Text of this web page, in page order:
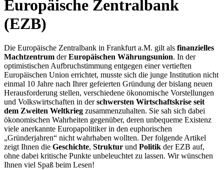
Europäische Zentralbank
(EZB)
Die Europäische Zentralbank in Frankfurt a.M. gilt als finanzielles
Machtzentrum derEuropäischen Währungsunion. In der
optimistischen Aufbruchstimmung entgegen einer vertieften
Europäischen Union errichtet, musste sich die junge Institution nicht
einmal 10 Jahre nach Ihrer gefeierten Gründung der bislang neuen
Herausforderung stellen, verschiedene ökonomische Vorstellungen
und Volkswirtschaften in derschwersten Wirtschaftskrise seit
dem Zweiten Weltkrieg zusammenzuhalten. Sie sah sich dabei
ökonomischen Wahrheiten gegenüber, deren unbequeme Existenz
viele anerkannte Europapolitiker in den euphorischen
„Gründerjahren“ nicht wahrhaben wollten. Der folgende Artikel
zeigt Ihnen die Geschichte, Struktur und Politik der EZB auf,
ohne dabei kritische Punkte unbeleuchtet zu lassen. Wir wünschen
Ihnen viel Spaß beim Lesen!